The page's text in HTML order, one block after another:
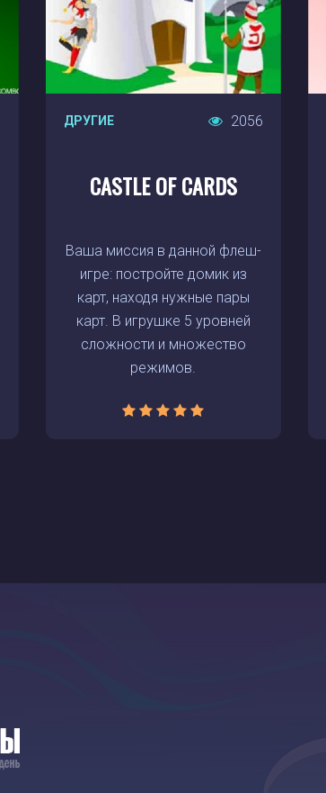
ДРУГИЕ 2056
CASTLE OF CARDS
Ваша миссия в данной флеш-
игре: постройте домик из
карт, находя нужные пары
карт. В игрушке 5 уровней
сложности и множество
режимов.